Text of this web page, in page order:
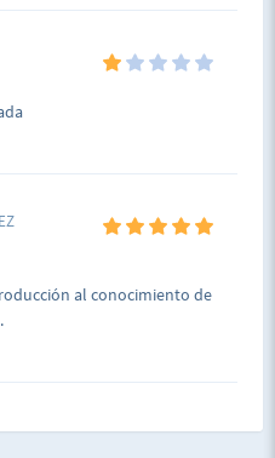
al conocimiento de